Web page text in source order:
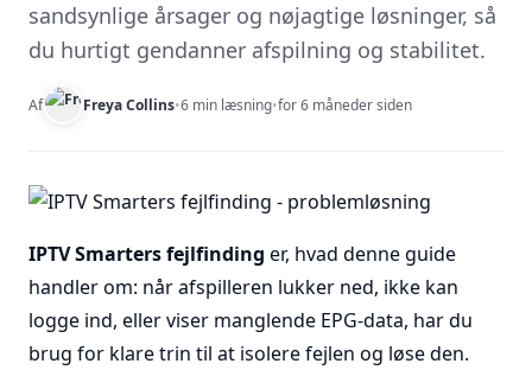
sandsynlige årsager og nøjagtige løsninger, så
du hurtigt gendanner afspilning og stabilitet.
Af Freya Collins•6 min læsning•for 6 måneder siden
IPTV Smarters fejlfinding er, hvad denne guide
handler om: når afspilleren lukker ned, ikke kan
logge ind, eller viser manglende EPG-data, har du
brug for klare trin til at isolere fejlen og løse den.